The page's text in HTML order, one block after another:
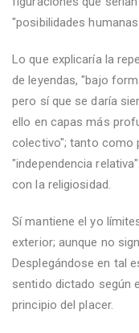
"posibilidades
Lo que explicaría la
de leyendas, "bajo
pero sí que se daría
ello en capas más
colectivo"; tanto como
"independencia
con la religiosidad.
Sí mantiene el yo
exterior; aunque no
Desplegándose en tal
sentido dictado según
principio del placer.